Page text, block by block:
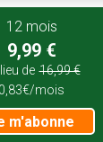
(76)
GPS
12 mois
9,99 €
de 16,99 €
0,83€/mois
m'abonne